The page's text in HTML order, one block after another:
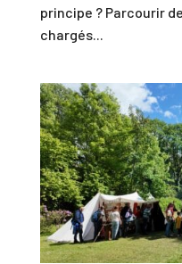
principe ? Parcourir
chargés...